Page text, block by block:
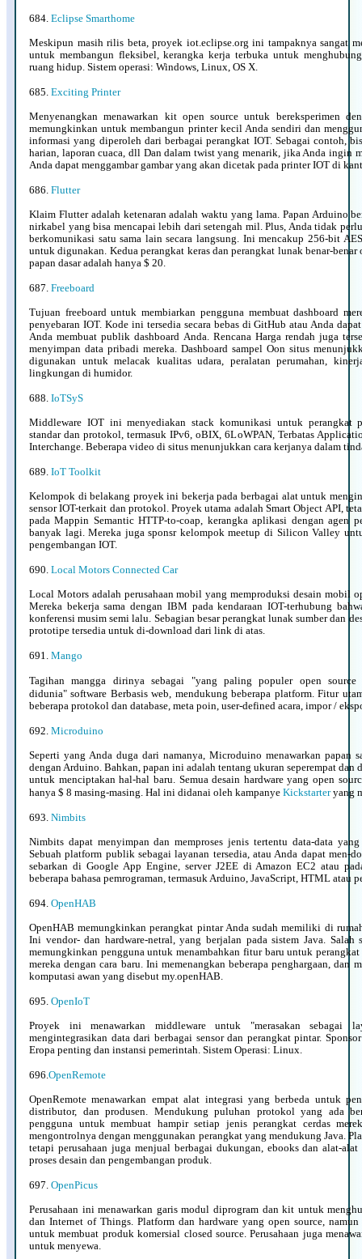
684. Eclipse Smarthome
Meskipun masih rilis beta, proyek iot.eclipse.org ini tampaknya sangat
untuk membangun fleksibel, kerangka kerja terbuka untuk
ruang hidup. Sistem operasi: Windows, Linux, OS X.
685. Exciting Printer
Menyenangkan menawarkan kit open source untuk bereksperimen
memungkinkan untuk membangun printer kecil Anda sendiri dan
informasi yang diperoleh dari berbagai perangkat IOT. Sebagai contoh,
harian, laporan cuaca, dll Dan dalam twist yang menarik, jika Anda ingin
Anda dapat menggambar gambar yang akan dicetak pada printer IOT di
686. Flutter
Klaim Flutter adalah ketenaran adalah waktu yang lama. Papan Arduino
nirkabel yang bisa mencapai lebih dari setengah mil. Plus, Anda tidak
berkomunikasi satu sama lain secara langsung. Ini mencakup 256-bit
untuk digunakan. Kedua perangkat keras dan perangkat lunak benar-benar
papan dasar adalah hanya $ 20.
687. Freeboard
Tujuan freeboard untuk membiarkan pengguna membuat dashboard
penyebaran IOT. Kode ini tersedia secara bebas di GitHub atau Anda
Anda membuat publik dashboard Anda. Rencana Harga rendah juga
menyimpan data pribadi mereka. Dashboard sampel Oon situs
digunakan untuk melacak kualitas udara, peralatan perumahan,
lingkungan di humidor.
688. IoTSyS
Middleware IOT ini menyediakan stack komunikasi untuk perangkat
standar dan protokol, termasuk IPv6, oBIX, 6LoWPAN, Terbatas
Interchange. Beberapa video di situs menunjukkan cara kerjanya dalam
689. IoT Toolkit
Kelompok di belakang proyek ini bekerja pada berbagai alat untuk
sensor IOT-terkait dan protokol. Proyek utama adalah Smart Object API,
pada Mappin Semantic HTTP-to-coap, kerangka aplikasi dengan agen
banyak lagi. Mereka juga sponsr kelompok meetup di Silicon Valley
pengembangan IOT.
690. Local Motors Connected Car
Local Motors adalah perusahaan mobil yang memproduksi desain mobil
Mereka bekerja sama dengan IBM pada kendaraan IOT-terhubung
konferensi musim semi lalu. Sebagian besar perangkat lunak sumber dan
prototipe tersedia untuk di-download dari link di atas.
691. Mango
Tagihan mangga dirinya sebagai "yang paling populer open
didunia" software Berbasis web, mendukung beberapa platform. Fitur
beberapa protokol dan database, meta poin, user-defined acara, impor /
692. Microduino
Seperti yang Anda duga dari namanya, Microduino menawarkan papan
dengan Arduino. Bahkan, papan ini adalah tentang ukuran seperempat dan
untuk menciptakan hal-hal baru. Semua desain hardware yang open
hanya $ 8 masing-masing. Hal ini didanai oleh kampanye Kickstarter yang
693. Nimbits
Nimbits dapat menyimpan dan memproses jenis tertentu data-data
Sebuah platform publik sebagai layanan tersedia, atau Anda dapat men-
sebarkan di Google App Engine, server J2EE di Amazon EC2 atau
beberapa bahasa pemrograman, termasuk Arduino, JavaScript, HTML atau
694. OpenHAB
OpenHAB memungkinkan perangkat pintar Anda sudah memiliki di
Ini vendor- dan hardware-netral, yang berjalan pada sistem Java.
memungkinkan pengguna untuk menambahkan fitur baru untuk perangkat
mereka dengan cara baru. Ini memenangkan beberapa penghargaan, dan
komputasi awan yang disebut my.openHAB.
695. OpenIoT
Proyek ini menawarkan middleware untuk "merasakan sebagai
mengintegrasikan data dari berbagai sensor dan perangkat pintar.
Eropa penting dan instansi pemerintah. Sistem Operasi: Linux.
696.OpenRemote
OpenRemote menawarkan empat alat integrasi yang berbeda untuk
distributor, dan produsen. Mendukung puluhan protokol yang ada
pengguna untuk membuat hampir setiap jenis perangkat cerdas
mengontrolnya dengan menggunakan perangkat yang mendukung Java.
tetapi perusahaan juga menjual berbagai dukungan, ebooks dan alat-
proses desain dan pengembangan produk.
697. OpenPicus
Perusahaan ini menawarkan garis modul diprogram dan kit untuk
dan Internet of Things. Platform dan hardware yang open source,
untuk membuat produk komersial closed source. Perusahaan juga
untuk menyewa.